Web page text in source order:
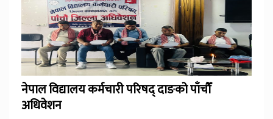
नेपाल विद्यालय कर्मचारी परिषद् दाङको पाँचौँ
अधिवेशन